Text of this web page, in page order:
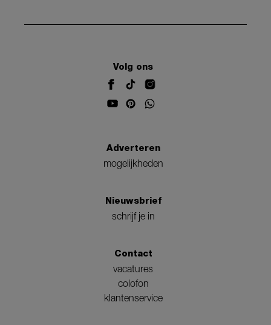
Volg ons
Adverteren
mogelijkheden
Nieuwsbrief
schrijf je in
Contact
vacatures
colofon
klantenservice